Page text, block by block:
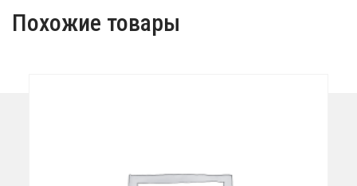
Похожие товары